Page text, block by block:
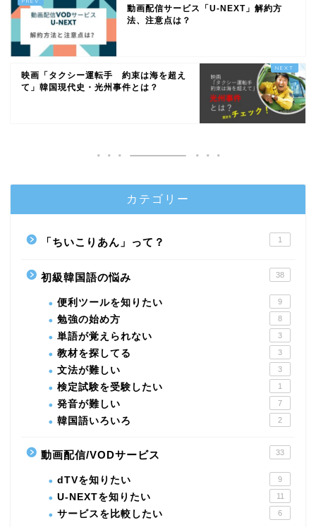
動画配信サービス「U-NEXT」解約方
法、注意点は？
映画「タクシー運転手 約束は海を超え
て」韓国現代史・光州事件とは？
カテゴリー
「ちいこりあん」って？ 1
初級韓国語の悩み 38
便利ツールを知りたい 9
勉強の始め方 8
単語が覚えられない 3
教材を探してる 3
文法が難しい 3
検定試験を受験したい 1
発音が難しい 7
韓国語いろいろ 2
動画配信/VODサービス 33
dTVを知りたい 9
U-NEXTを知りたい 11
サービスを比較したい 6